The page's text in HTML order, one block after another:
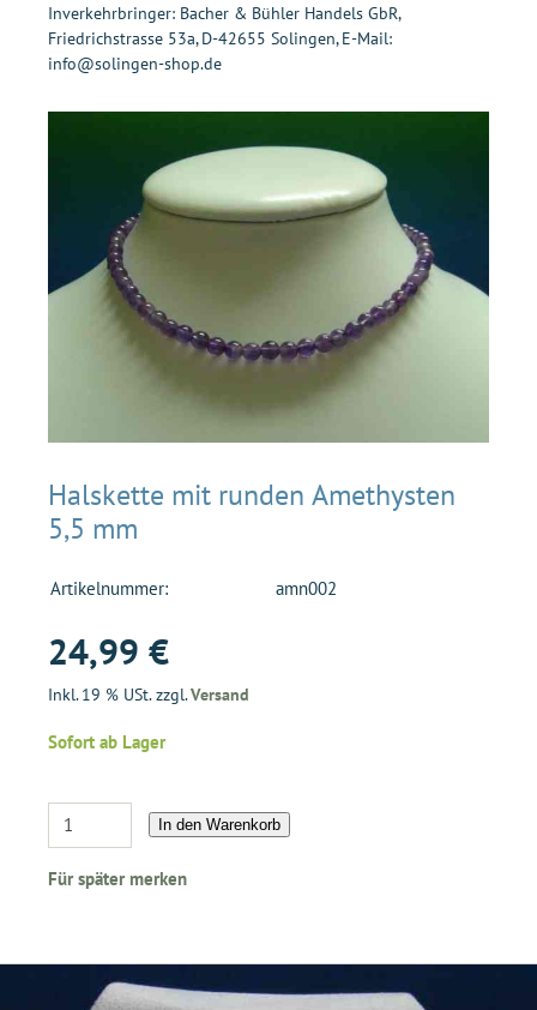
Inverkehrbringer: Bacher & Bühler Handels GbR,
Friedrichstrasse 53a, D-42655 Solingen, E-Mail:
info@solingen-shop.de
Halskette mit runden Amethysten
5,5 mm
Artikelnummer: amn002
24,99 €
Inkl. 19 % USt. zzgl.Versand
Sofort ab Lager
In den Warenkorb
Für später merken